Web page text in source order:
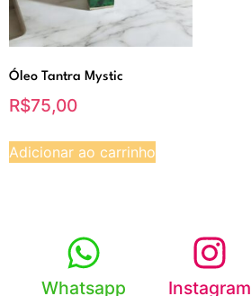
Óleo Tantra Mystic
R$75,00
Adicionar ao carrinho
Whatsapp Instagram